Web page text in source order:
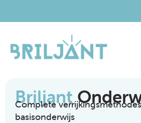
Briljant
Complete
basisonderwijs